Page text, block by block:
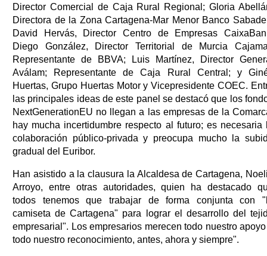
Director Comercial de Caja Rural Regional; Gloria
Directora de la Zona Cartagena-Mar Menor Banco
David Hervás, Director Centro de Empresas
Diego González, Director Territorial de Murcia
Representante de BBVA; Luis Martínez, Director
Aválam; Representante de Caja Rural Central; y
Huertas, Grupo Huertas Motor y Vicepresidente COEC.
las principales ideas de este panel se destacó que los
NextGenerationEU no llegan a las empresas de la
hay mucha incertidumbre respecto al futuro; es necesaria
colaboración público-privada y preocupa mucho la
gradual del Euribor.
Han asistido a la clausura la Alcaldesa de Cartagena,
Arroyo, entre otras autoridades, quien ha destacado
todos tenemos que trabajar de forma conjunta con
camiseta de Cartagena" para lograr el desarrollo del
empresarial". Los empresarios merecen todo nuestro
todo nuestro reconocimiento, antes, ahora y siempre".